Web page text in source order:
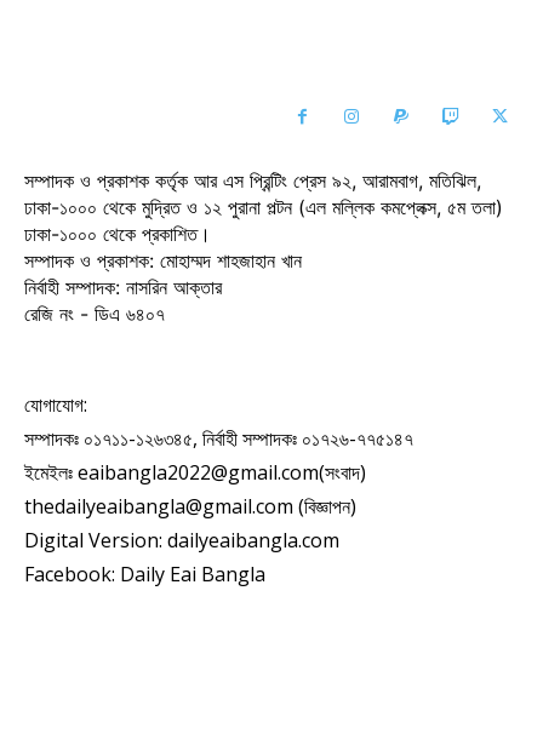
সম্পাদক ও প্রকাশক কর্তৃক আর এস প্রিন্টিং প্রেস ৯২, আরামবাগ, মতিঝিল,
ঢাকা-১০০০ থেকে মুদ্রিত ও ১২ পুরানা পল্টন (এল মল্লিক কমপ্লেক্স, ৫ম তলা)
ঢাকা-১০০০ থেকে প্রকাশিত।
সম্পাদক ও প্রকাশক: মোহাম্মদ শাহজাহান খান
নির্বাহী সম্পাদক: নাসরিন আক্তার
রেজি নং - ডিএ ৬৪০৭
যোগাযোগ:
সম্পাদকঃ ০১৭১১-১২৬৩৪৫, নির্বাহী সম্পাদকঃ ০১৭২৬-৭৭৫১৪৭
ইমেইলঃ eaibangla2022@gmail.com(সংবাদ)
thedailyeaibangla@gmail.com (বিজ্ঞাপন)
Digital Version: dailyeaibangla.com
Facebook: Daily Eai Bangla